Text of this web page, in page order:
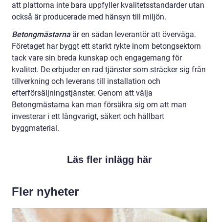
att plattorna inte bara uppfyller kvalitetsstandarder utan
också är producerade med hänsyn till miljön.
Betongmästarna är en sådan leverantör att överväga.
Företaget har byggt ett starkt rykte inom betongsektorn
tack vare sin breda kunskap och engagemang för
kvalitet. De erbjuder en rad tjänster som sträcker sig från
tillverkning och leverans till installation och
efterförsäljningstjänster. Genom att välja
Betongmästarna kan man försäkra sig om att man
investerar i ett långvarigt, säkert och hållbart
byggmaterial.
Läs fler inlägg här
Fler nyheter